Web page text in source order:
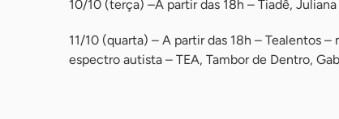
10/10 (terça) –A partir das 18h – Tiadê,
11/10 (quarta) – A partir das 18h – Tealentos
espectro autista – TEA, Tambor de Dentro,